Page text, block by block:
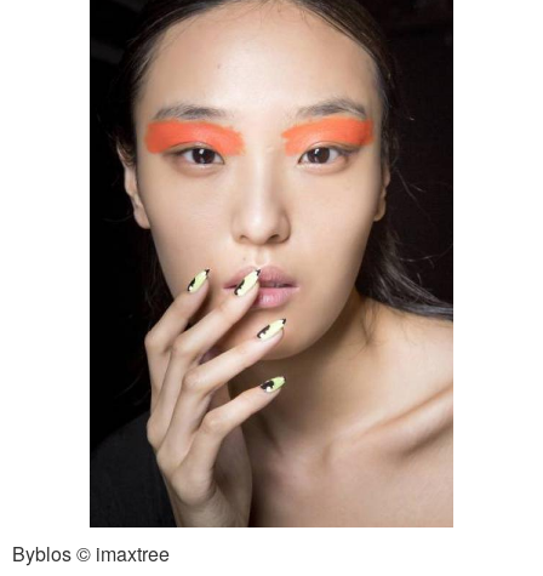
Byblos © imaxtree